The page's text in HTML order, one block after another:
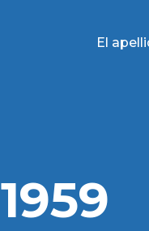
El
1959